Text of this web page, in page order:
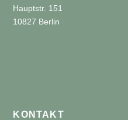
Hauptstr. 151
10827 Berlin
KONTAKT